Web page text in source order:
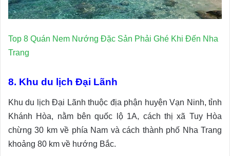
Top 8 Quán Nem Nướng Đặc Sản Phải Ghé Khi Đến Nha
Trang
8. Khu du lịch Đại Lãnh
Khu du lịch Đại Lãnh thuộc địa phận huyện Vạn Ninh, tỉnh
Khánh Hòa, nằm bên quốc lộ 1A, cách thị xã Tuy Hòa
chừng 30 km về phía Nam và cách thành phố Nha Trang
khoảng 80 km về hướng Bắc.